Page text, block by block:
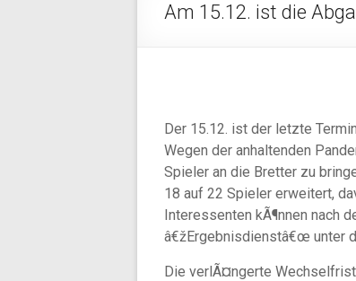
Am 15.12. ist die
Der 15.12. ist der letzte
Wegen der anhaltenden
Spieler an die Bretter zu
18 auf 22 Spieler erweitert,
Interessenten kÃ¶nnen nach
â€žErgebnisdienstâ€œ unter
Die verlÃ¤ngerte